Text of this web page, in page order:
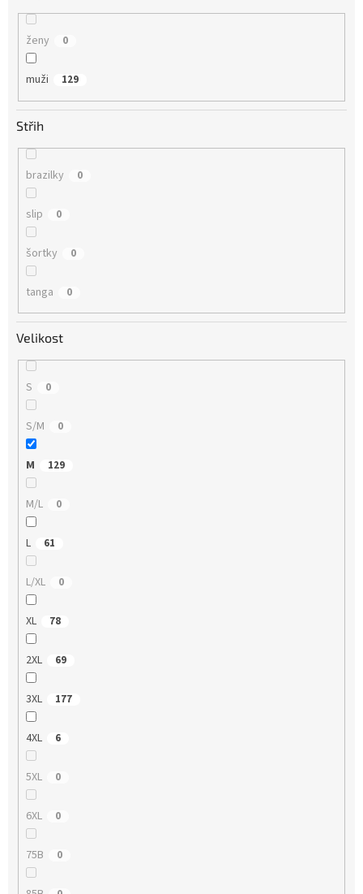
ženy 0
muži 129
Střih
brazilky 0
slip 0
šortky 0
tanga 0
Velikost
S 0
S/M 0
M 129
M/L 0
L 61
L/XL 0
XL 78
2XL 69
3XL 177
4XL 6
5XL 0
6XL 0
75B 0